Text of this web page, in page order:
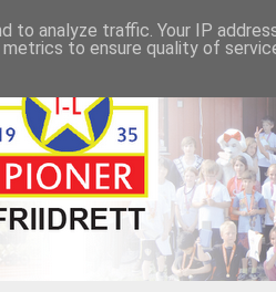
to analyze traffic. Your IP
to ensure quality of